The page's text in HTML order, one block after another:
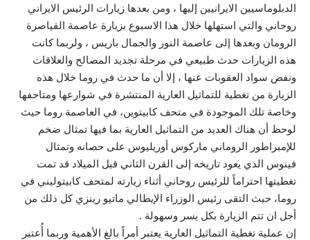
الدبلوماسيين الايرانيين إليها ، ومن بعدها زيارات الرئيس الايراني
روحاني والتي استهلها خلال هذا الاسبوع بزيارة عاصمة القياصرة
الرومان وبعدها إلى عاصمة النور والجمال باريس ، ولربما كانت
هذه الزيارات حدث طبيعي في مرحلة تجديد المصالح والعلاقات
ونفض سواد العقوبات عنها ، إلا أن ما حدث في روما خلال هذه
الزيارة من تغطية للتماثيل العارية المنتشرة في شوارعها ومتاحفها
وخاصة تلك الموجودة في متحف كابيتوين، في العاصمة روما حيث
لوحظ أن هناك العديد من التماثيل العارية بما فيها تمثال ضخم
للإمبراطور الروماني ماركوس أوريليوس على حصانه وتمثال
فينوس الذي يعود تاريخه إلى القرن الثاني قبل الميلاد قد تمت
تغطيتها احتراماً للرئيس روحاني أثناء زيارته لمتحف كابيتوليني في
روما، حيث التقى رئيس الوزراء الإيطالي ماتيو رينزي كل ذلك من
أجل ان تتم الزيارة بكل يسر وسهولة .
إن عملية تغطية التماثيل العارية يعتبر أمراً بالغ الأهمية وربما أُعتبر